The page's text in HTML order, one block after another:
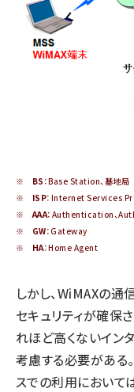
※ BS ：Base Station、基地局
※ ISP：Internet Services
※AAA：Authentication、
※ GW：Gateway
※ HA：Home Agent
しかし、WiMAXの通
セキュリティが確保
れほど高くないイン
考慮する必要がある
スでの利用において